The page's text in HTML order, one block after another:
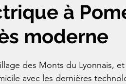
à
moderne
des Monts du Lyonnais,
avec les dernières